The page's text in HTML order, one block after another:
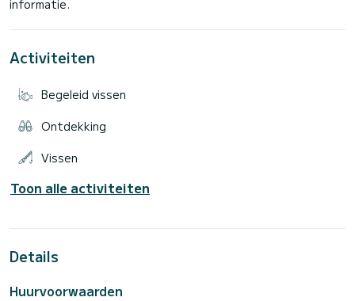
Activiteiten
Begeleid vissen
Ontdekking
Vissen
Toon alle activiteiten
Details
Huurvoorwaarden